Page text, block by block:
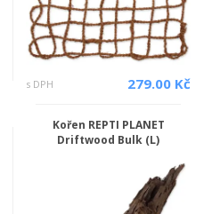
s DPH 279.00 Kč
Kořen REPTI PLANET
Driftwood Bulk (L)